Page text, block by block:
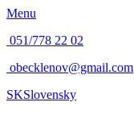
Menu
051/778 22 02
obecklenov@gmail.com
SKSlovensky